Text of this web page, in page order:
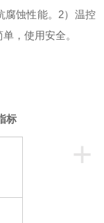
腐蚀性能。2）温控
，使用安全。
标
+